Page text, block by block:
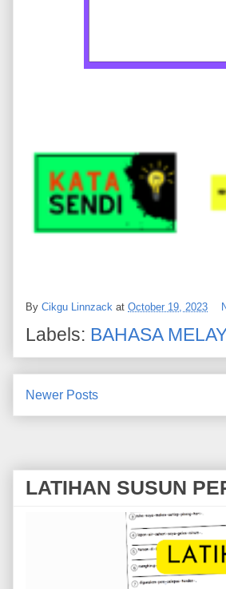
By Cikgu Linnzack at October 19, 2023
Labels: BAHASA
Newer Posts
LATIHAN SUSUN